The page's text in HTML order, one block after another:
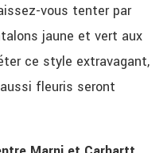
vous tenter par
jaune et vert aux
ce style extravagant,
fleuris seront